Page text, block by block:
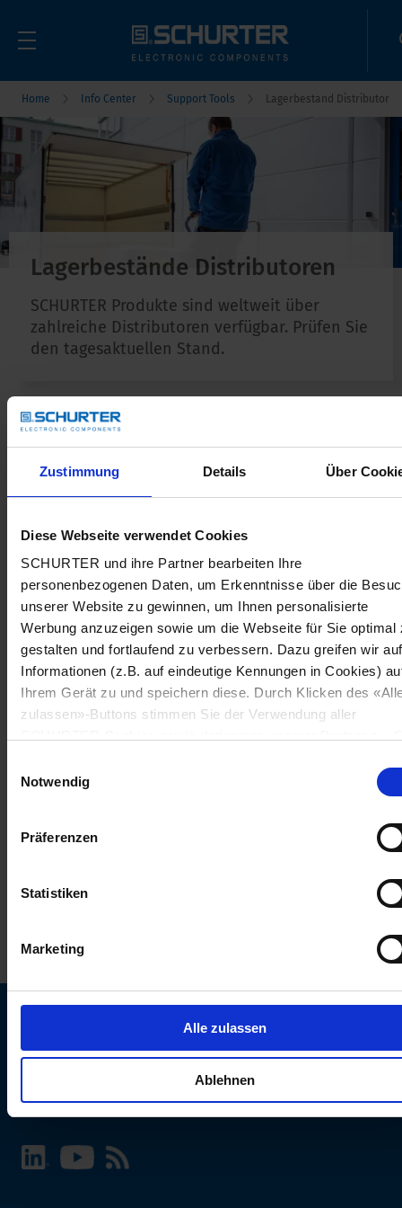
Zustimmung Details Über
Diese Webseite verwendet Cookies
SCHURTER und ihre Partner bearbeiten Ihre
personenbezogenen Daten, um Erkenntnisse über die
unserer Website zu gewinnen, um Ihnen personalisierte
Werbung anzuzeigen sowie um die Webseite für Sie optimal
gestalten und fortlaufend zu verbessern. Dazu greifen wir auf
Informationen (z.B. auf eindeutige Kennungen in Cookies)
Ihrem Gerät zu und speichern diese. Durch Klicken des
zulassen»-Buttons stimmen Sie der Verwendung aller
«Cookie-Einstellungen verwalten» am Seitenende klicken.
Einstellungen werden unseren Partnern gemeldet und haben
keinen Einfluss auf die Browserdaten. Weitere Informationen
erhalten Sie in unserer
Notwendig
Präferenzen
Statistiken
Marketing
Alle zulassen
Ablehnen
Home Info Center Support Tools Lagerbestand Distributor
Lagerbestände Distributoren
SCHURTER Produkte sind weltweit über
zahlreiche Distributoren verfügbar. Prüfen Sie
den tagesaktuellen Stand.
SCHURTER Webseite und Sprache wählen
INTERNATIONAL - Deutsch